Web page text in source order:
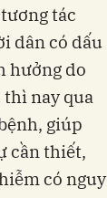
tác
dân có dấu
hưởng do
nay qua
giúp
cần thiết,
có nguy